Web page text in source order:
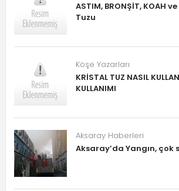
ASTIM, BRONŞİT, KOAH
Tuzu
Köşe Yazarları
KRİSTAL TUZ NASIL
KULLANIMI
Aksaray Haberleri
Aksaray’da Yangın, çok